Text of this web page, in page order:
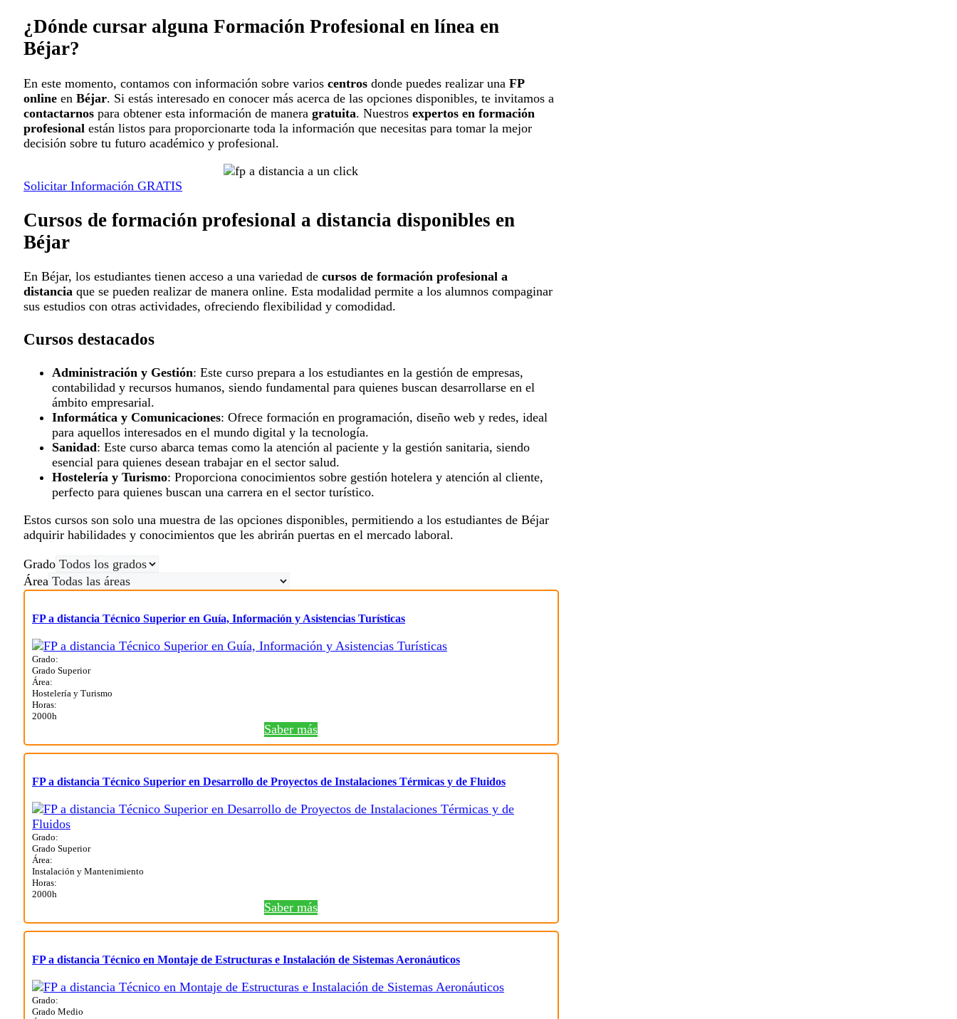
¿Dónde cursar alguna Formación Profesional en línea en
Béjar?
En este momento, contamos con información sobre varios centros donde puedes realizar una FP
online en Béjar. Si estás interesado en conocer más acerca de las opciones disponibles, te invitamos a
contactarnos para obtener esta información de manera gratuita. Nuestros expertos en formación
profesional están listos para proporcionarte toda la información que necesitas para tomar la mejor
decisión sobre tu futuro académico y profesional.
Solicitar Información GRATIS
Cursos de formación profesional a distancia disponibles en
Béjar
En Béjar, los estudiantes tienen acceso a una variedad de cursos de formación profesional a
distancia que se pueden realizar de manera online. Esta modalidad permite a los alumnos compaginar
sus estudios con otras actividades, ofreciendo flexibilidad y comodidad.
Cursos destacados
Administración y Gestión: Este curso prepara a los estudiantes en la gestión de empresas,
contabilidad y recursos humanos, siendo fundamental para quienes buscan desarrollarse en el
ámbito empresarial.
Informática y Comunicaciones: Ofrece formación en programación, diseño web y redes, ideal
para aquellos interesados en el mundo digital y la tecnología.
Sanidad: Este curso abarca temas como la atención al paciente y la gestión sanitaria, siendo
esencial para quienes desean trabajar en el sector salud.
Hostelería y Turismo: Proporciona conocimientos sobre gestión hotelera y atención al cliente,
perfecto para quienes buscan una carrera en el sector turístico.
Estos cursos son solo una muestra de las opciones disponibles, permitiendo a los estudiantes de Béjar
adquirir habilidades y conocimientos que les abrirán puertas en el mercado laboral.
Grado
Área
FP a distancia Técnico Superior en Guía, Información y Asistencias Turísticas
Grado:
Grado Superior
Área:
Hostelería y Turismo
Horas:
2000h
Saber más
FP a distancia Técnico Superior en Desarrollo de Proyectos de Instalaciones Térmicas y de Fluidos
Grado:
Grado Superior
Área:
Instalación y Mantenimiento
Horas:
2000h
Saber más
FP a distancia Técnico en Montaje de Estructuras e Instalación de Sistemas Aeronáuticos
Grado:
Grado Medio